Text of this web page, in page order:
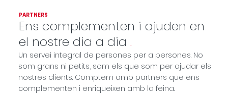
PARTNERS
Ens complementen i ajuden en
el nostre dia a dia .
Un servei integral de persones per a persones. No
som grans ni petits, som els que som per ajudar els
nostres clients. Comptem amb partners que ens
complementen i enriqueixen amb la feina.